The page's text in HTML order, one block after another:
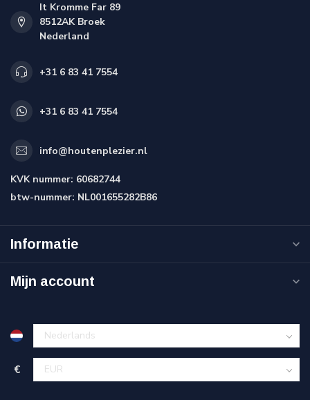
It Kromme Far 89
8512AK Broek
Nederland
+31 6 83 41 7554
+31 6 83 41 7554
info@houtenplezier.nl
KVK nummer: 60682744
btw-nummer: NL001655282B86
Informatie
Mijn account
€